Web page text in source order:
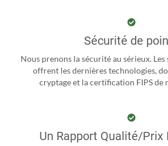
Sécurité de
Nous prenons la sécurité au sérieux.
offrent les dernières technologies,
cryptage et la certification FIPS de
Un Rapport Qualité/